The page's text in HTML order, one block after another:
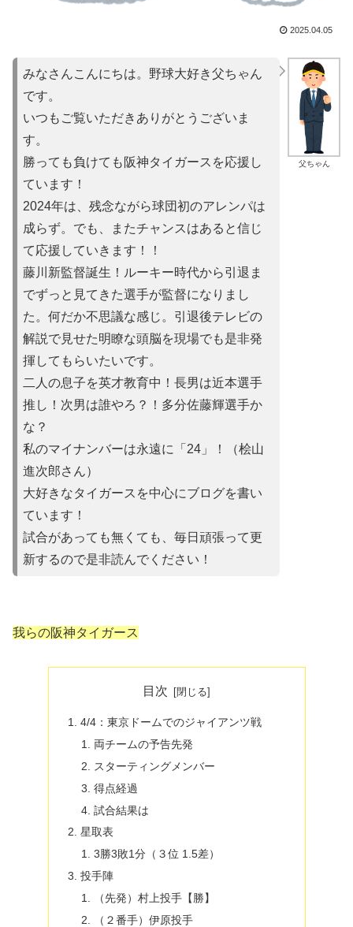
2025.04.05
父ちゃん
みなさんこんにちは。野球大好き父ちゃん
です。
いつもご覧いただきありがとうございま
す。
勝っても負けても阪神タイガースを応援し
ています！
2024年は、残念ながら球団初のアレンパは
成らず。でも、またチャンスはあると信じ
て応援していきます！！
藤川新監督誕生！ルーキー時代から引退ま
でずっと見てきた選手が監督になりまし
た。何だか不思議な感じ。引退後テレビの
解説で見せた明瞭な頭脳を現場でも是非発
揮してもらいたいです。
二人の息子を英才教育中！長男は近本選手
推し！次男は誰やろ？！多分佐藤輝選手か
な？
私のマイナンバーは永遠に「24」！（桧山
進次郎さん）
大好きなタイガースを中心にブログを書い
ています！
試合があって も無くても、毎日頑張って更
新するので是非読んでください！
我らの阪神タイガース
目次
4/4：東京ドームでのジャイアンツ戦
両チームの予告先発
スターティングメンバー
得点経過
試合結果は
星取表
3勝3敗1分（３位 1.5差）
投手陣
（先発）村上投手【勝】
（２番手）伊原投手